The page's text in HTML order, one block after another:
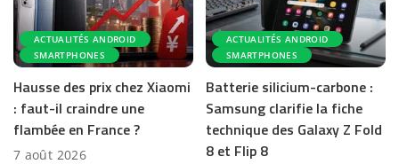
ACTUALITÉS ANDROID
SMARTPHONES
Hausse des prix chez Xiaomi
: faut-il craindre une
flambée en France ?
7 août 2026
ACTUALITÉS ANDROID
SMARTPHONES
Batterie silicium-carbone :
Samsung clarifie la fiche
technique des Galaxy Z Fold
8 et Flip 8